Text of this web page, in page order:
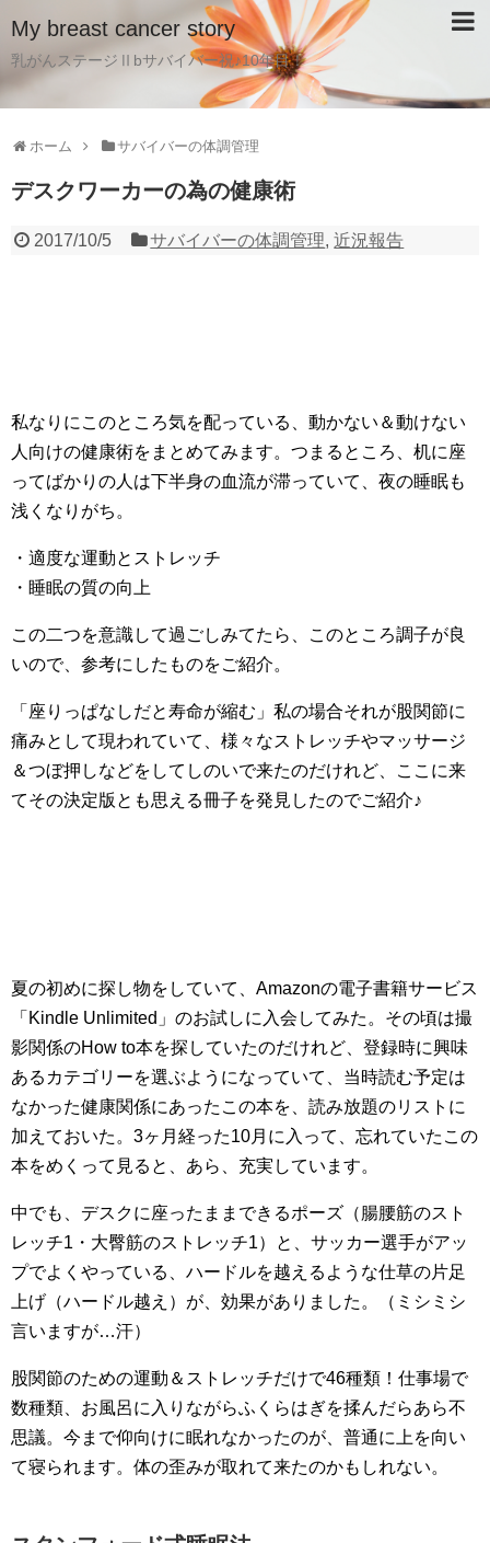
My breast cancer story
乳がんステージⅡbサバイバー祝♪10年目！
ホーム サバイバーの体調管理
デスクワーカーの為の健康術
2017/10/5 サバイバーの体調管理,近況報告
私なりにこのところ気を配っている、動かない＆動けない
人向けの健康術をまとめてみます。つまるところ、机に座
ってばかりの人は下半身の血流が滞っていて、夜の睡眠も
浅くなりがち。
・適度な運動とストレッチ
・睡眠の質の向上
この二つを意識して過ごしみてたら、このところ調子が良
いので、参考にしたものをご紹介。
「座りっぱなしだと寿命が縮む」私の場合それが股関節に
痛みとして現われていて、様々なストレッチやマッサージ
＆つぼ押しなどをしてしのいで来たのだけれど、ここに来
てその決定版とも思える冊子を発見したのでご紹介♪
夏の初めに探し物をしていて、Amazonの電子書籍サービス
「Kindle Unlimited」のお試しに入会してみた。その頃は撮
影関係のHow to本を探していたのだけれど、登録時に興味
あるカテゴリーを選ぶようになっていて、当時読む予定は
なかった健康関係にあったこの本を、読み放題のリストに
加えておいた。3ヶ月経った10月に入って、忘れていたこの
本をめくって見ると、あら、充実しています。
中でも、デスクに座ったままできるポーズ（腸腰筋のスト
レッチ1・大臀筋のストレッチ1）と、サッカー選手がアッ
プでよくやっている、ハードルを越えるような仕草の片足
上げ（ハードル越え）が、効果がありました。（ミシミシ
言いますが…汗）
股関節のための運動＆ストレッチだけで46種類！仕事場で
数種類、お風呂に入りながらふくらはぎを揉んだらあら不
思議。今まで仰向けに眠れなかったのが、普通に上を向い
て寝られます。体の歪みが取れて来たのかもしれない。